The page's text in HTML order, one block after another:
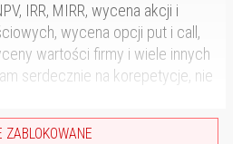
IRR, MIRR, wycena akcji i
wycena opcji put i call,
wartości firmy i wiele innych
serdecznie na korepetycje, nie
ZABLOKOWANE